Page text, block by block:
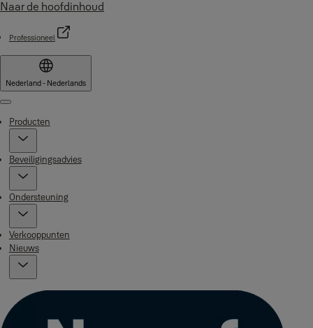
Naar de hoofdinhoud
Professioneel
Nederland - Nederlands
Menu
Producten
Beveiligingsadvies
Ondersteuning
Verkooppunten
Nieuws